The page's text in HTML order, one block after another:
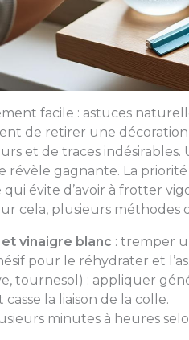
facile : astuces
de retirer une
et de traces
gagnante. La
qui évite d’avoir à frotter
cela, plusieurs méthodes
et vinaigre blanc : tremper
pour le réhydrater et
tournesol) : appliquer
la liaison de la colle.
minutes à heures